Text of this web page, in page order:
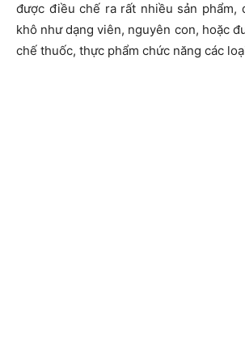
được điều chế ra rất nhiều sản phẩm,
khô như dạng viên, nguyên con, hoặc
chế thuốc, thực phẩm chức năng các